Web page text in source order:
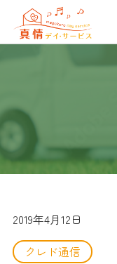
2019年4月12日
クレド通信